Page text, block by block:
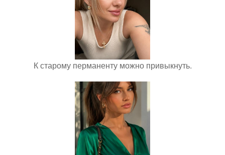
К старому перманенту можно привыкнуть.